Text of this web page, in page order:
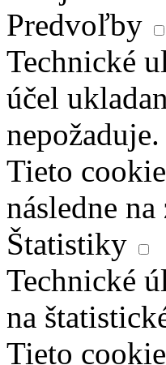
Predvoľby
Technické
účel
nepožaduje.
Tieto
následne
Štatistiky
Technické
na
Tieto